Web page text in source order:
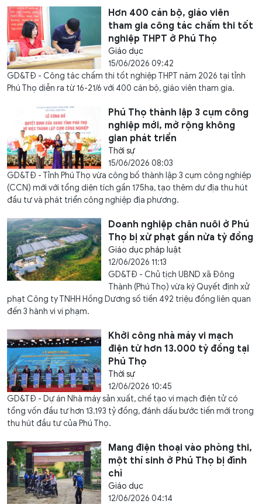
Hơn 400 cán bộ, giáo viên
tham gia công tác chấm thi tốt
nghiệp THPT ở Phú Thọ
Giáo dục
15/06/2026 09:42
GD&TĐ - Công tác chấm thi tốt nghiệp THPT năm 2026 tại tỉnh
Phú Thọ diễn ra từ 16-21/6 với 400 cán bộ, giáo viên tham gia.
Phú Thọ thành lập 3 cụm công
nghiệp mới, mở rộng không
gian phát triển
Thời sự
15/06/2026 08:03
GD&TĐ - Tỉnh Phú Thọ vừa công bố thành lập 3 cụm công nghiệp
(CCN) mới với tổng diện tích gần 175ha, tạo thêm dư địa thu hút
đầu tư và phát triển công nghiệp địa phương.
Doanh nghiệp chăn nuôi ở Phú
Thọ bị xử phạt gần nửa tỷ đồng
Giáo dục pháp luật
12/06/2026 11:13
GD&TĐ - Chủ tịch UBND xã Đông
Thành (Phú Thọ) vừa ký Quyết định xử
phạt Công ty TNHH Hồng Dương số tiền 492 triệu đồng liên quan
đến 3 hành vi vi phạm.
Khởi công nhà máy vi mạch
điện tử hơn 13.000 tỷ đồng tại
Phú Thọ
Thời sự
12/06/2026 10:45
GD&TĐ - Dự án Nhà máy sản xuất, chế tạo vi mạch điện tử có
tổng vốn đầu tư hơn 13.193 tỷ đồng, đánh dấu bước tiến mới trong
thu hút đầu tư của Phú Thọ.
Mang điện thoại vào phòng thi,
một thí sinh ở Phú Thọ bị đình
chỉ
Giáo dục
12/06/2026 04:14